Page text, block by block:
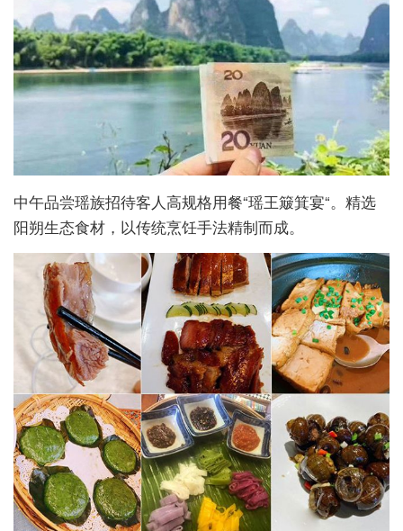
中午品尝瑶族招待客人高规格用餐“瑶王簸箕宴“。精选
阳朔生态食材，以传统烹饪手法精制而成。